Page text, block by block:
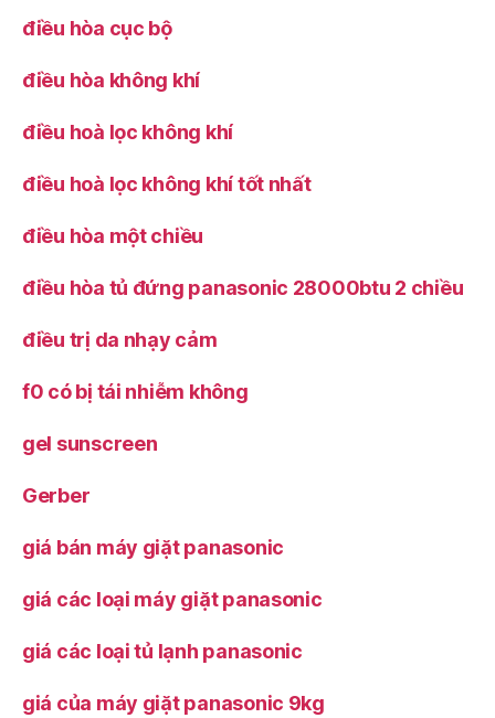
điều hòa cục bộ
điều hòa không khí
điều hoà lọc không khí
điều hoà lọc không khí tốt nhất
điều hòa một chiều
điều hòa tủ đứng panasonic 28000btu 2 chiều
điều trị da nhạy cảm
f0 có bị tái nhiễm không
gel sunscreen
Gerber
giá bán máy giặt panasonic
giá các loại máy giặt panasonic
giá các loại tủ lạnh panasonic
giá của máy giặt panasonic 9kg